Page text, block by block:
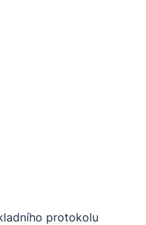
protokolu